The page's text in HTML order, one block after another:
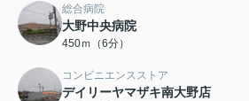
総合病院
大野中央病院
450ｍ（6分）
コンビニエンスストア
デイリーヤマザキ南大野店